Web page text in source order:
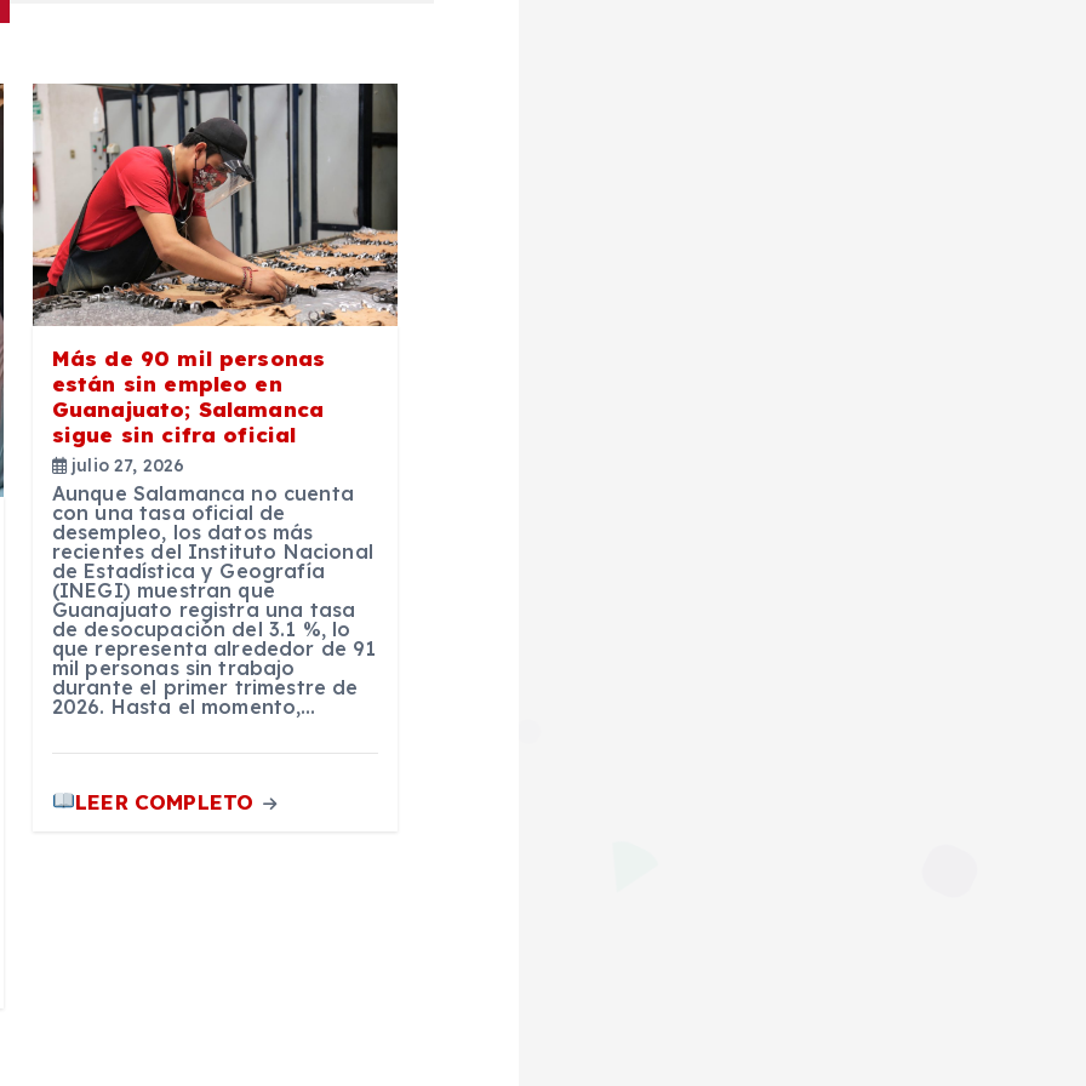
Más de 90 mil personas
están sin empleo en
Guanajuato; Salamanca
sigue sin cifra oficial
julio 27, 2026
Aunque Salamanca no cuenta
con una tasa oficial de
desempleo, los datos más
recientes del Instituto Nacional
de Estadística y Geografía
(INEGI) muestran que
Guanajuato registra una tasa
de desocupación del 3.1 %, lo
que representa alrededor de 91
mil personas sin trabajo
durante el primer trimestre de
2026. Hasta el momento,…
LEER COMPLETO